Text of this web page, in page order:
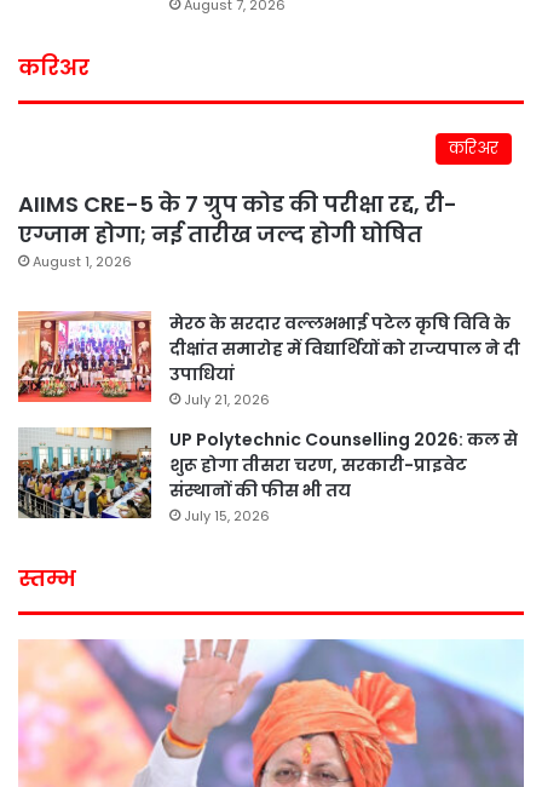
August 7, 2026
करिअर
करिअर
AIIMS CRE-5 के 7 ग्रुप कोड की परीक्षा रद्द, री-
एग्जाम होगा; नई तारीख जल्द होगी घोषित
August 1, 2026
मेरठ के सरदार वल्लभभाई पटेल कृषि विवि के
दीक्षांत समारोह में विद्यार्थियों को राज्यपाल ने दी
उपाधियां
July 21, 2026
UP Polytechnic Counselling 2026: कल से
शुरू होगा तीसरा चरण, सरकारी-प्राइवेट
संस्थानों की फीस भी तय
July 15, 2026
स्तम्भ